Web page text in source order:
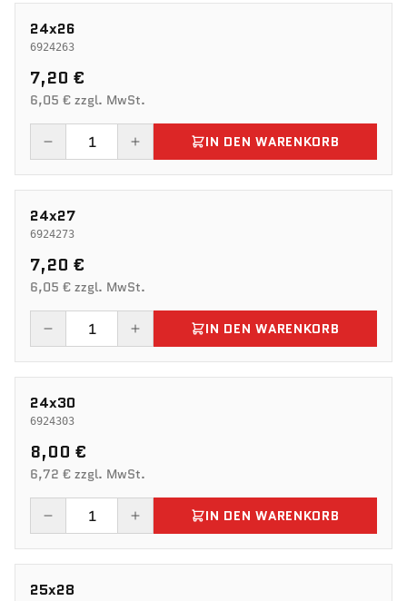
24x26
6924263
7,20 €
6,05 € zzgl. MwSt.
IN DEN WARENKORB
24x27
6924273
7,20 €
6,05 € zzgl. MwSt.
IN DEN WARENKORB
24x30
6924303
8,00 €
6,72 € zzgl. MwSt.
IN DEN WARENKORB
25x28